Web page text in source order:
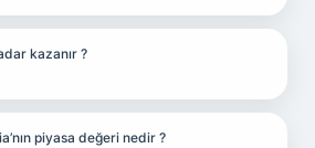
kazanır ?
piyasa değeri nedir ?